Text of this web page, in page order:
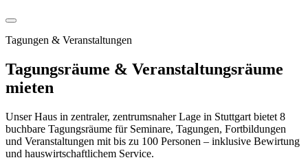
Tagungen & Veranstaltungen
Tagungsräume & Veranstaltungsräume
mieten
Unser Haus in zentraler, zentrumsnaher Lage in Stuttgart bietet 8
buchbare Tagungsräume für Seminare, Tagungen, Fortbildungen
und Veranstaltungen mit bis zu 100 Personen – inklusive Bewirtung
und hauswirtschaftlichem Service.